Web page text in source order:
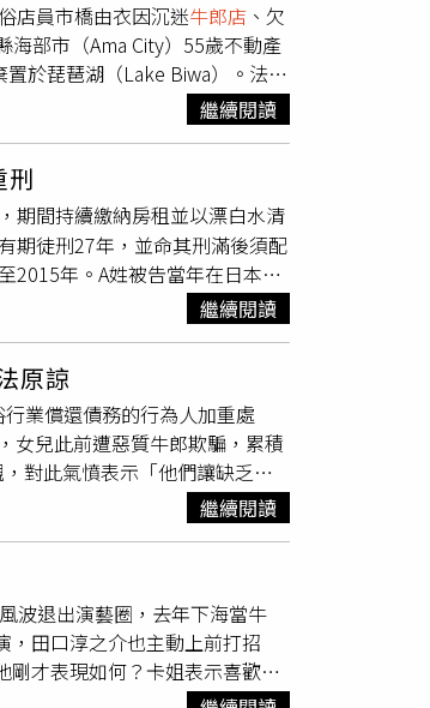
店員市橋由衣因沉迷牛郎店 、欠
部市（Ama City）55歲不動產
於琵琶湖（Lake Biwa）。法院
地方法院16日針對轟動全國的牛
容，市橋由衣案發前在風俗店工
，她因欠款問題愈滾愈大，甚
關係與地位，因此開始盤算以非
，兩人共謀將目標鎖定在資產豐
及財物後，陸續提領約400萬日
琵琶湖棄屍，企圖毀滅證據。
）庭審期間，檢辯雙方針對量刑
犯案手法殘忍且執拗，並非臨
支配，毫無值得同情之處」，
視被害人生命；加上市橋長期
此希望法院量處20年有期徒刑。
翻攝自TBS NEWS DIG）案件
殺害至今已兩年，家人始終無
應有責任。」這段內容讓法庭氣
話，未來持續反省，不會忘記
在兩天內重新執行犯罪計畫，
他人性命，犯行極度自私且應
前仍由法院另案審理中。日本
攝自TBS NEWS DIG）
繼續閱讀
刑
期間持續繳納房租並以漂白水清
期徒刑27年，並命其刑滿後須配
2015年。A姓被告當年在日本一
於隔年返韓共同生活，形成事
控制與依附行為，頻繁聯繫並施
護照，限制其行動，兩人在仁
號，生活完全受限於被告安
年1月10日，A姓被告因涉及詐
懼失去控制與經濟包袱，當場以
內，開始長期的藏屍行為。判
與房內潑灑漂白水與清水混合
蛆蟲時，更以殺蟲劑噴灑驅除。
入原룸並偶爾返回查看，甚至
，在無人繳納租金與公用費用
認屍體已腐敗嚴重，才揭開此
不僅剝奪受害者的尊嚴，也使
嚴與社會秩序，必須處以嚴厲
繼續閱讀
原諒
業償還債務的行為人加重處
女兒此前遭惡質牛郎欺騙，累積
對此氣憤表示「他們讓缺乏社
年約50多歲的母親表示，20多歲
但女兒從某段時期開始莫名晚
要搬離家中去外地從事家務
工作還債。女兒表示，自己是
牛郎，並以「戀人」為名義要
自行加點數萬元等級的酒水，
女兒還款進度延後時，牛郎還
繼續閱讀
波退出演藝圈，去年下海當牛
，田口淳之介也主動上前打招
才表現如何？卡姐表示喜歡，
方開瓶酒捧場。田口淳之介得知